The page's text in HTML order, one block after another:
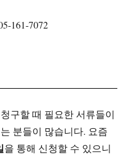
161-7072
구할 때 필요한 서류들이
분들이 많습니다. 요즘
을 통해 신청할 수 있으니